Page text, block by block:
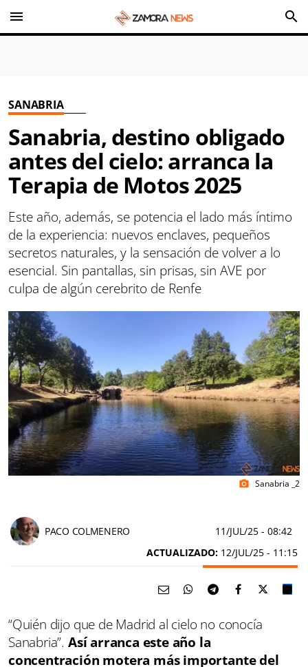
menu search
SANABRIA
Sanabria, destino obligado
antes del cielo: arranca la
Terapia de Motos 2025
Este año, además, se potencia el lado más íntimo
de la experiencia: nuevos enclaves, pequeños
secretos naturales, y la sensación de volver a lo
esencial. Sin pantallas, sin prisas, sin AVE por
culpa de algún cerebrito de Renfe
photo_camera Sanabria _2
PACO COLMENERO 11/JUL/25 - 08:42
ACTUALIZADO: 12/JUL/25 - 11:15
“Quién dijo que de Madrid al cielo no conocía
Sanabria”. Así arranca este año la
concentración motera más importante del